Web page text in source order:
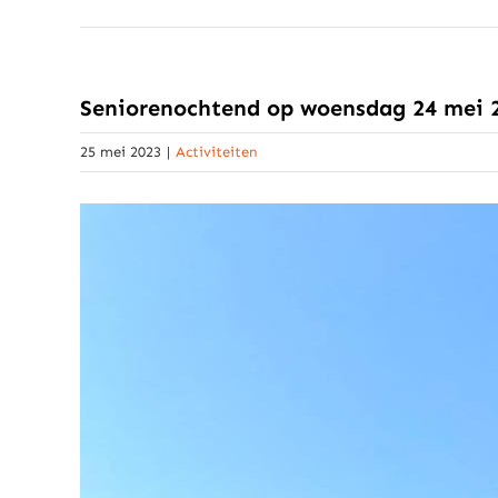
Seniorenochtend op woensdag 24 mei
25 mei 2023 | Activiteiten